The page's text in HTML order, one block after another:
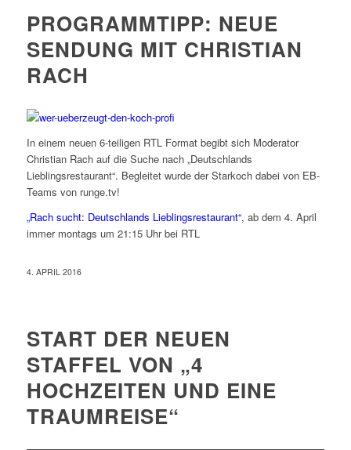
PROGRAMMTIPP: NEUE
SENDUNG MIT CHRISTIAN
RACH
In einem neuen 6-teiligen RTL Format begibt sich Moderator
Christian Rach auf die Suche nach „Deutschlands
Lieblingsrestaurant“. Begleitet wurde der Starkoch dabei von EB-
Teams von runge.tv!
„Rach sucht: Deutschlands Lieblingsrestaurant“, ab dem 4. April
immer montags um 21:15 Uhr bei RTL
4. APRIL 2016
START DER NEUEN
STAFFEL VON „4
HOCHZEITEN UND EINE
TRAUMREISE“